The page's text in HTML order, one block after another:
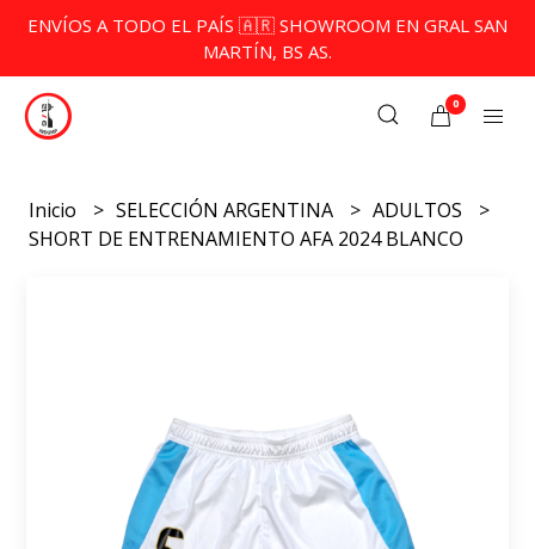
ENVÍOS A TODO EL PAÍS 🇦🇷 SHOWROOM EN GRAL SAN
MARTÍN, BS AS.
0
Inicio SELECCIÓN ARGENTINA
ADULTOS
SHORT DE ENTRENAMIENTO AFA 2024 BLANCO